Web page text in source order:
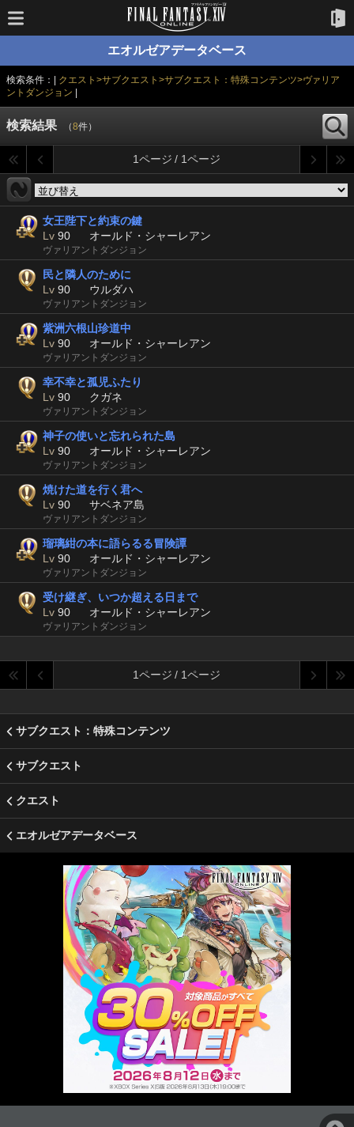
エオルゼアデータベース
検索条件：| クエスト>サブクエスト>サブクエスト：特殊コンテンツ>ヴァリア
ントダンジョン
検索結果 （8件）
1ページ / 1ページ
女王陛下と約束の鍵
Lv 90 オールド・シャーレアン
ヴァリアントダンジョン
民と隣人のために
Lv 90 ウルダハ
ヴァリアントダンジョン
紫洲六根山珍道中
Lv 90 オールド・シャーレアン
ヴァリアントダンジョン
幸不幸と孤児ふたり
Lv 90 クガネ
ヴァリアントダンジョン
神子の使いと忘れられた島
Lv 90 オールド・シャーレアン
ヴァリアントダンジョン
焼けた道を行く君へ
Lv 90 サベネア島
ヴァリアントダンジョン
瑠璃紺の本に語らるる冒険譚
Lv 90 オールド・シャーレアン
ヴァリアントダンジョン
受け継ぎ、いつか超える日まで
Lv 90 オールド・シャーレアン
ヴァリアントダンジョン
1ページ / 1ページ
サブクエスト：特殊コンテンツ
サブクエスト
クエスト
エオルゼアデータベース